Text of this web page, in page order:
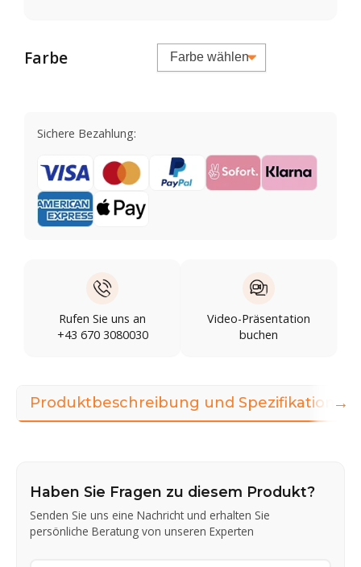
Farbe
Sichere Bezahlung:
Rufen Sie uns an
+43 670 3080030
Video-Präsentation
buchen
Produktbeschreibung und Spezifikationen
Haben Sie Fragen zu diesem Produkt?
Senden Sie uns eine Nachricht und erhalten Sie
persönliche Beratung von unseren Experten
→